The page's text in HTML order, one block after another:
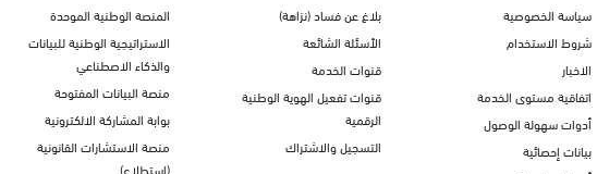
سياسة الخصوصية
شروط الاستخدام
الاخبار
اتفاقية مستوى الخدمة
أدوات سهولة الوصول
بيانات إحصائية
بلاغ عن فساد (نزاهة)
الأسئلة الشائعة
قنوات الخدمة
قنوات تفعيل الهوية الوطنية
الرقمية
التسجيل والاشتراك
المنصة الوطنية الموحدة
الاستراتيجية الوطنية للبيانات
والذكاء الاصطناعي
منصة البيانات المفتوحة
بوابة المشاركة الالكترونية
منصة الاستشارات القانونية
(استطلاع)